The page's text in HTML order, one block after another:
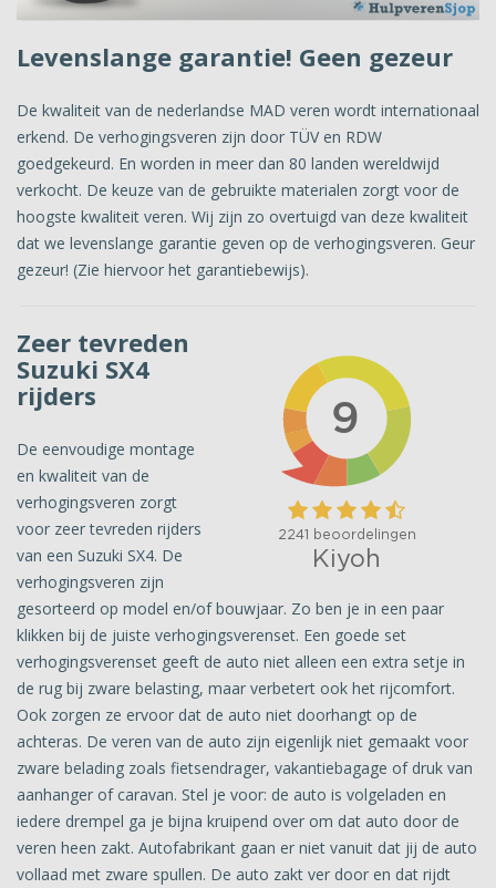
Levenslange garantie! Geen gezeur
De kwaliteit van de nederlandse MAD veren wordt internationaal
erkend. De verhogingsveren zijn door TÜV en RDW
goedgekeurd. En worden in meer dan 80 landen wereldwijd
verkocht. De keuze van de gebruikte materialen zorgt voor de
hoogste kwaliteit veren. Wij zijn zo overtuigd van deze kwaliteit
dat we levenslange garantie geven op de verhogingsveren. Geur
gezeur! (Zie hiervoor het garantiebewijs).
Zeer tevreden
Suzuki SX4
rijders
De eenvoudige montage
en kwaliteit van de
verhogingsveren zorgt
voor zeer tevreden rijders
van een Suzuki SX4. De
verhogingsveren zijn
gesorteerd op model en/of bouwjaar. Zo ben je in een paar
klikken bij de juiste verhogingsverenset. Een goede set
verhogingsverenset geeft de auto niet alleen een extra setje in
de rug bij zware belasting, maar verbetert ook het rijcomfort.
Ook zorgen ze ervoor dat de auto niet doorhangt op de
achteras. De veren van de auto zijn eigenlijk niet gemaakt voor
zware belading zoals fietsendrager, vakantiebagage of druk van
aanhanger of caravan. Stel je voor: de auto is volgeladen en
iedere drempel ga je bijna kruipend over om dat auto door de
veren heen zakt. Autofabrikant gaan er niet vanuit dat jij de auto
vollaad met zware spullen. De auto zakt ver door en dat rijdt